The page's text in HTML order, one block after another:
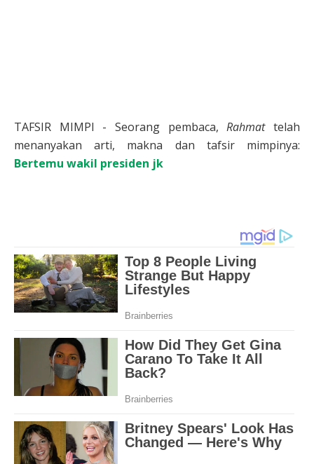
TAFSIR MIMPI - Seorang pembaca,Rahmattelah
menanyakan arti, makna dan tafsir mimpinya:
Bertemu wakil presiden jk